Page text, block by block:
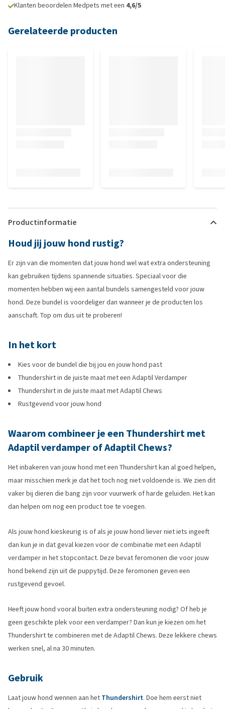
Klanten beoordelen Medpets met een 4,6/5
Gerelateerde producten
Productinformatie
Houd jij jouw hond rustig?
Er zijn van die momenten dat jouw hond wel wat extra ondersteuning
kan gebruiken tijdens spannende situaties. Speciaal voor die
momenten hebben wij een aantal bundels samengesteld voor jouw
hond. Deze bundel is voordeliger dan wanneer je de producten los
aanschaft. Top om dus uit te proberen!
In het kort
Kies voor de bundel die bij jou en jouw hond past
Thundershirt in de juiste maat met een Adaptil Verdamper
Thundershirt in de juiste maat met Adaptil Chews
Rustgevend voor jouw hond
Waarom combineer je een Thundershirt met
Adaptil verdamper of Adaptil Chews?
Het inbakeren van jouw hond met een Thundershirt kan al goed helpen,
maar misschien merk je dat het toch nog niet voldoende is. We zien dit
vaker bij dieren die bang zijn voor vuurwerk of harde geluiden. Het kan
dan helpen om nog een product toe te voegen.
Als jouw hond kieskeurig is of als je jouw hond liever niet iets ingeeft
dan kun je in dat geval kiezen voor de combinatie met een Adaptil
verdamper in het stopcontact. Deze bevat feromonen die voor jouw
hond bekend zijn uit de puppytijd. Deze feromonen geven een
rustgevend gevoel.
Heeft jouw hond vooral buiten extra ondersteuning nodig? Of heb je
geen geschikte plek voor een verdamper? Dan kun je kiezen om het
Thundershirt te combineren met de Adaptil Chews. Deze lekkere chews
werken snel, al na 30 minuten.
Gebruik
Laat jouw hond wennen aan het Thundershirt. Doe hem eerst niet